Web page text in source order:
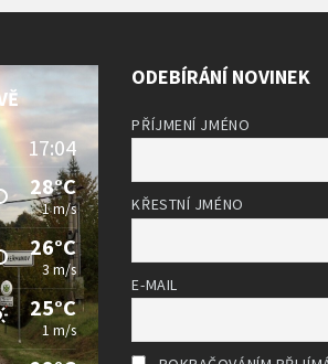
17:04
28°C
1 m/s
26°C
3 m/s
25°C
1 m/s
ODEBÍRÁNÍ NOVINEK
PŘÍJMENÍ JMÉNO
KŘESTNÍ JMÉNO
E-MAIL